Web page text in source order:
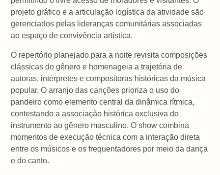
projeto gráfico e a articulação logística da atividade são
gerenciados pelas lideranças comunitárias associadas
ao espaço de convivência artística.
O repertório planejado para a noite revisita composições
clássicas do gênero e homenageia a trajetória de
autoras, intérpretes e compositoras históricas da música
popular. O arranjo das canções prioriza o uso do
pandeiro como elemento central da dinâmica rítmica,
contestando a associação histórica exclusiva do
instrumento ao gênero masculino. O show combina
momentos de execução técnica com a interação direta
entre os músicos e os frequentadores por meio da dança
e do canto.